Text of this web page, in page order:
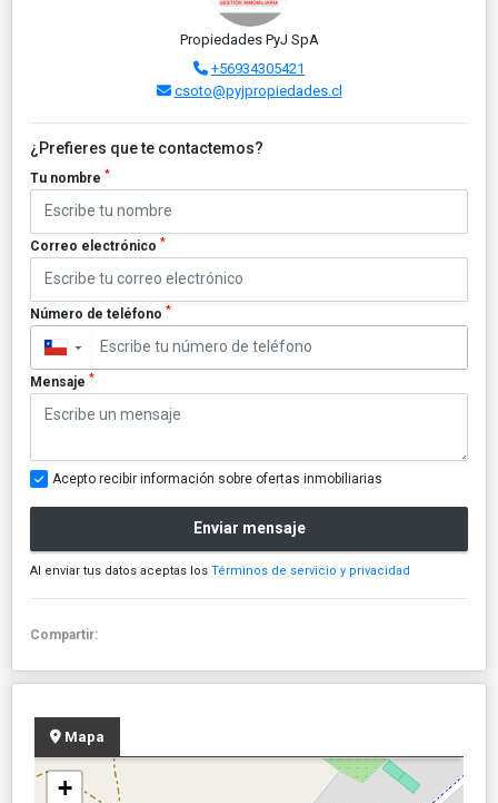
Propiedades PyJ SpA
+56934305421
csoto@pyjpropiedades.cl
¿Prefieres que te contactemos?
Tu nombre *
Correo electrónico *
Número de teléfono *
▼
Mensaje *
Acepto recibir información sobre ofertas inmobiliarias
Enviar mensaje
Al enviar tus datos aceptas los Términos de servicio y privacidad
Compartir:
Mapa
+